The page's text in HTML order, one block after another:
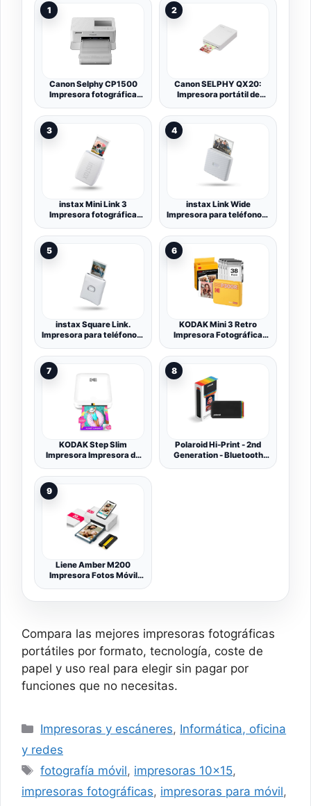
1
Canon Selphy CP1500
Impresora fotográfica
inalámbrica, sublimación
térmica, 300 x 300 PPP,
Ranura para Tarjeta de
Memoria de Impresora,
aplicación Selphy Photo
Layout) Blanca
2
Canon SELPHY QX20:
Impresora portátil de
sublimación de Tinta, 2
tamaños con Dorso
Autoadhesivo, Carga
USB-C. Blanco (Sin
Tinta/Papel).
3
instax Mini Link 3
Impresora fotográfica
Blanco Arcilla
4
instax Link Wide
Impresora para teléfonos,
5
instax Square Link.
Impresora para teléfonos,
6
KODAK Mini 3 Retro
Impresora Fotográfica
Amarilla
7
KODAK Step Slim
Impresora Impresora de
Smartphone móvil
inalámbrica a Color,
portátil y Elegante;
Imprime Fotos Zink de
2x3 (5,1x7,5 cm), Blanco
8
Polaroid Hi-Print - 2nd
Generation - Bluetooth
9
Liene Amber M200
Impresora Fotos Móvil
Sublimación Térmica
300DPI para
iOS/Android/PC
Compara las mejores impresoras fotográficas
portátiles por formato, tecnología, coste de
papel y uso real para elegir sin pagar por
funciones que no necesitas.
Categorías
Impresoras y escáneres, Informática, oficina
y redes
Etiquetas
fotografía móvil, impresoras 10x15,
impresoras fotográficas, impresoras para móvil,